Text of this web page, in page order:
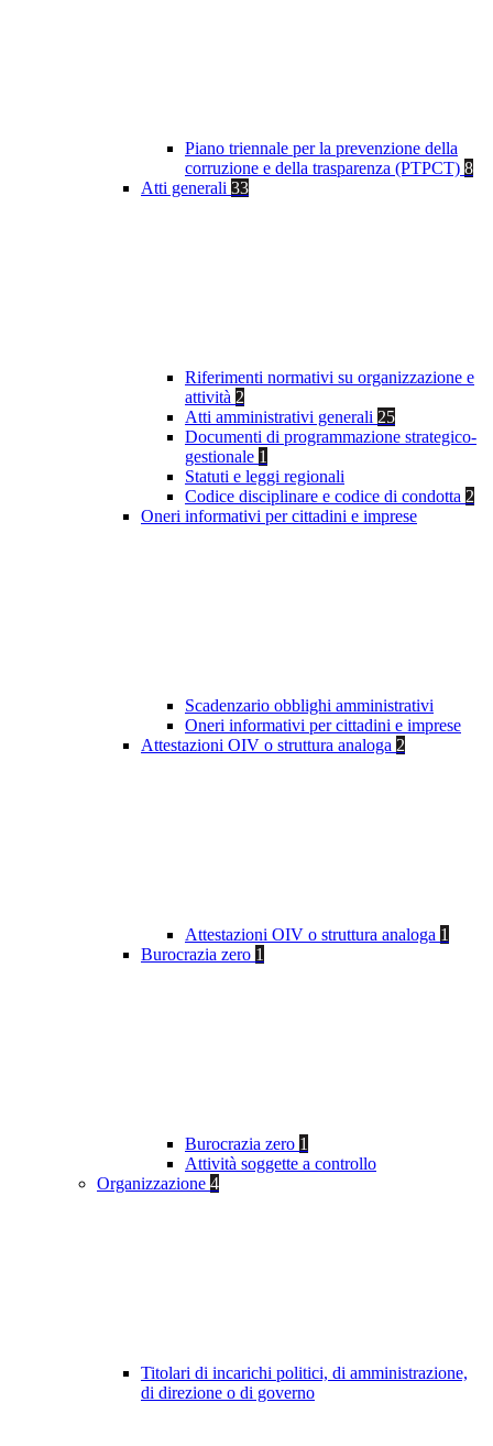
Piano triennale per la prevenzione della
corruzione e della trasparenza (PTPCT) 8
Atti generali 33
Riferimenti normativi su organizzazione e
attività 2
Atti amministrativi generali 25
Documenti di programmazione strategico-
gestionale 1
Statuti e leggi regionali
Codice disciplinare e codice di condotta 2
Oneri informativi per cittadini e imprese
Scadenzario obblighi amministrativi
Oneri informativi per cittadini e imprese
Attestazioni OIV o struttura analoga 2
Attestazioni OIV o struttura analoga 1
Burocrazia zero 1
Burocrazia zero 1
Attività soggette a controllo
Organizzazione 4
Titolari di incarichi politici, di amministrazione,
di direzione o di governo